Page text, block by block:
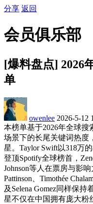
分享 返回
会员俱乐部
[爆料盘点] 2026
单
owenlee 2026-5-12
本榜单基于2026年全球
场景下的长尾关键词热度
星。Taylor Swift以318万
登顶Spotify全球榜首，
Johnson等人在票房与影
Pattinson、Timothée
及Selena Gomez同样保
星不仅在中国拥有庞大粉